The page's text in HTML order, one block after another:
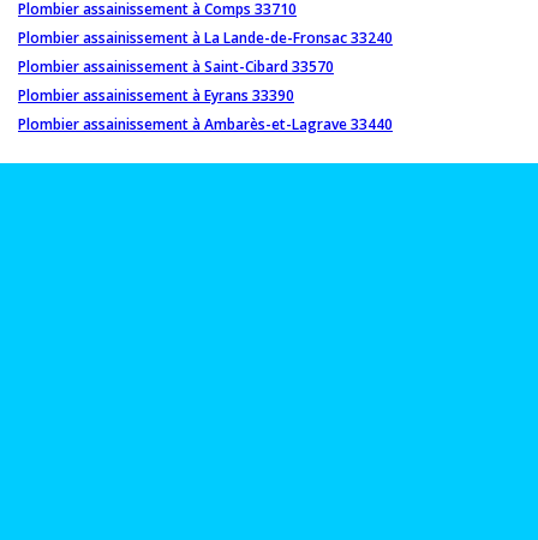
Plombier assainissement à Comps 33710
Plombier assainissement à La Lande-de-Fronsac 33240
Plombier assainissement à Saint-Cibard 33570
Plombier assainissement à Eyrans 33390
Plombier assainissement à Ambarès-et-Lagrave 33440